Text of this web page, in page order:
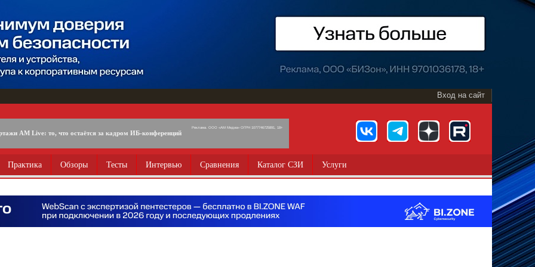
Вход на сайт
AM Live: то, что остаётся за кадром ИБ-конференций
Реклама. ООО «АМ Медиа» ОГРН 1077746725891, 18+
Практика Обзоры Тесты Интервью Сравнения Каталог СЗИ Услуги